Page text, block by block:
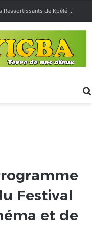
1ère Édition des Grandes Retrouvailles des Ressortissants de Kpélé Govié Apégamé / Sokpé
Festival
et de